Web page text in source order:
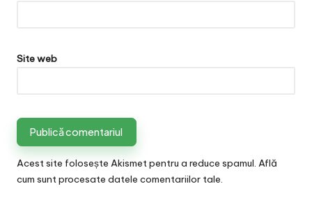
Site web
Acest site folosește Akismet pentru a reduce spamul. Află
cum sunt procesate datele comentariilor tale.